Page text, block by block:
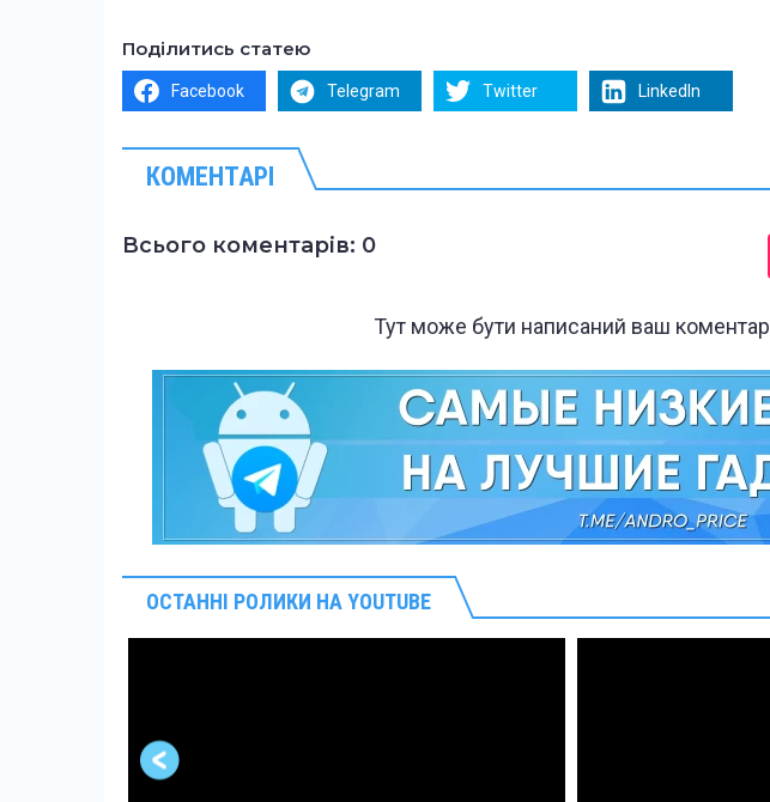
Поділитись статею
Facebook Telegram Twitter LinkedIn
КОМЕНТАРІ
Всього коментарів: 0
Тут може бути написаний ваш коментар
ОСТАННІ РОЛИКИ НА YOUTUBE